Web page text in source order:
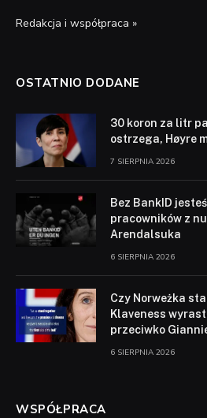
Redakcja i współpraca »
OSTATNIO DODANE
30 koron za litr
ostrzega, Høyre
7 SIERPNIA 2026
Bez BankID
pracowników z
Arendalsuka
6 SIERPNIA 2026
Czy Norweżka
Klaveness
przeciwko
6 SIERPNIA 2026
WSPÓŁPRACA